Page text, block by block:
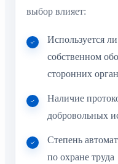
выбор влияет:
Используется
собственном
сторонних
Наличие
добровольных
Степень
по охране труда